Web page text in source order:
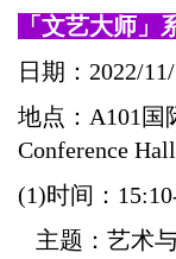
「 文艺大师 」
日期：2022/
地点： A101 国
Conference Hall
(1)时间：
主题：艺术